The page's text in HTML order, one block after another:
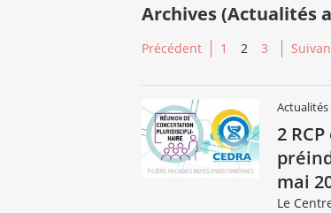
Archives (Actualités
Précédent 1 2 3
2
mai
Le